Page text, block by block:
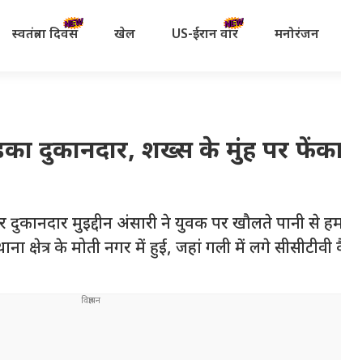
स्वतंत्रता दिवस खेल US-ईरान वॉर मनोरंजन
दुकानदार, शख्स के मुंह पर
मुइद्दीन अंसारी ने युवक पर खौलते पानी से
क्षेत्र के मोती नगर में हुई, जहां गली में लगे